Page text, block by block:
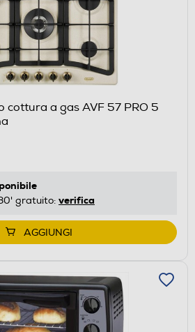
cottura a gas AVF 57 PRO 5
gratuito: verifica
AGGIUNGI